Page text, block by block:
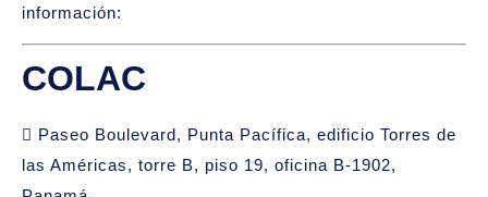
información:
COLAC
Paseo Boulevard, Punta Pacífica, edificio Torres de
las Américas, torre B, piso 19, oficina B-1902,